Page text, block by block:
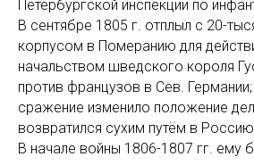
Петербургской инспекции по
В сентябре 1805 г. отплыл с 20-
корпусом в Померанию для
начальством шведского короля
против французов в Сев.
сражение изменило положение
возвратился сухим путём в
В начале войны 1806-1807 гг. ему